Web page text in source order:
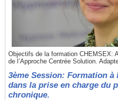
Objectifs de la formation CHEMSEX:
de l’Approche Centrée Solution.
3ème Session: Formation à
dans la prise en charge du
chronique.